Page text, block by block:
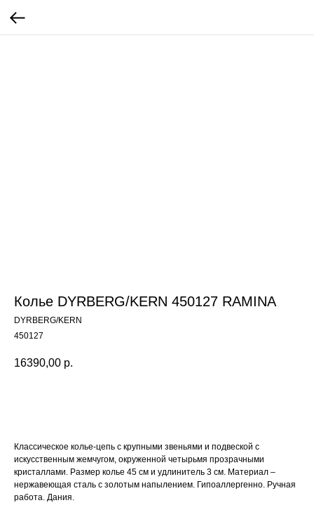
Колье DYRBERG/KERN 450127 RAMINA
DYRBERG/KERN
450127
16390,00 р.
Классическое колье-цепь с крупными звеньями и подвеской с
искусственным жемчугом, окруженной четырьмя прозрачными
кристаллами. Размер колье 45 см и удлинитель 3 см. Материал –
нержавеющая сталь с золотым напылением. Гипоаллергенно. Ручная
работа. Дания.